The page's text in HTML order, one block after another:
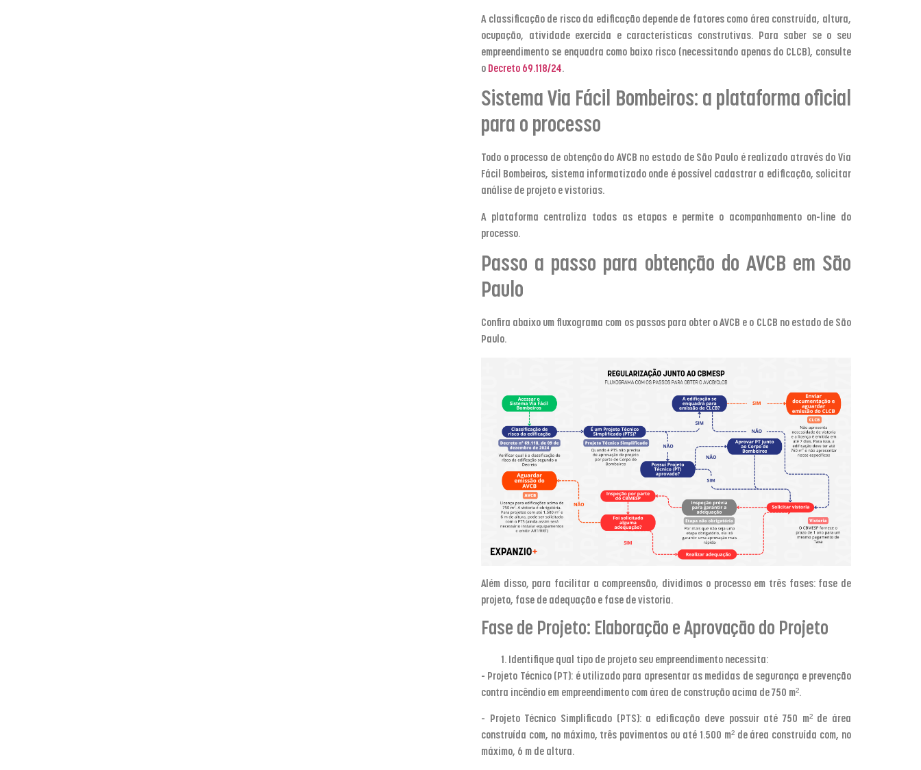
A classificação de risco da edificação depende de fatores como área construída, altura,
ocupação, atividade exercida e características construtivas. Para saber se o seu
empreendimento se enquadra como baixo risco (necessitando apenas do CLCB), consulte
o Decreto 69.118/24.
Sistema Via Fácil Bombeiros: a plataforma oficial
para o processo
Todo o processo de obtenção do AVCB no estado de São Paulo é realizado através do Via
Fácil Bombeiros, sistema informatizado onde é possível cadastrar a edificação, solicitar
análise de projeto e vistorias.
A plataforma centraliza todas as etapas e permite o acompanhamento on-line do
processo.
Passo a passo para obtenção do AVCB em São
Paulo
Confira abaixo um fluxograma com os passos para obter o AVCB e o CLCB no estado de São
Paulo.
Além disso, para facilitar a compreensão, dividimos o processo em três fases: fase de
projeto, fase de adequação e fase de vistoria.
Fase de Projeto: Elaboração e Aprovação do Projeto
Identifique qual tipo de projeto seu empreendimento necessita:
– Projeto Técnico (PT): é utilizado para apresentar as medidas de segurança e prevenção
contra incêndio em empreendimento com área de construção acima de 750 m².
– Projeto Técnico Simplificado (PTS): a edificação deve possuir até 750 m² de área
construída com, no máximo, três pavimentos ou até 1.500 m² de área construída com, no
máximo, 6 m de altura.